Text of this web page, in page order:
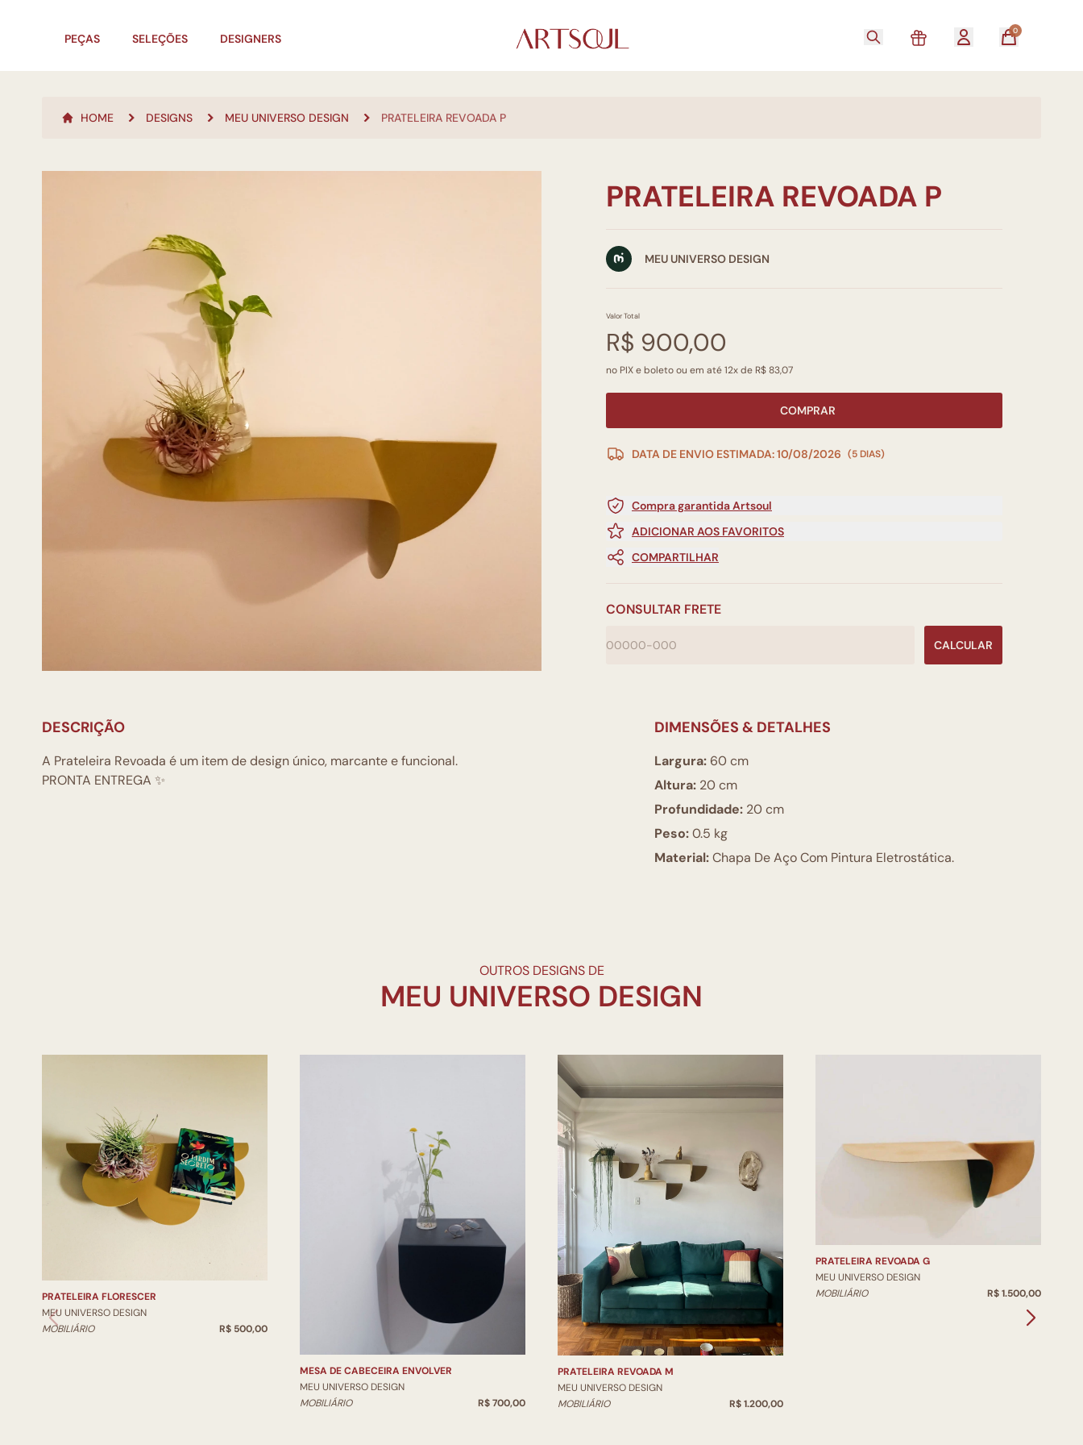
PEÇAS SELEÇÕES DESIGNERS
0
HOME DESIGNS MEU UNIVERSO DESIGN PRATELEIRA REVOADA P
PRATELEIRA REVOADA P
MEU UNIVERSO DESIGN
Valor Total
R$ 900,00
no PIX e boleto ou em até 12x de R$ 83,07
COMPRAR
DATA DE ENVIO ESTIMADA: 10/08/2026 (5 DIAS)
Compra garantida Artsoul
ADICIONAR AOS FAVORITOS
COMPARTILHAR
CONSULTAR FRETE
CALCULAR
DESCRIÇÃO
A Prateleira Revoada é um item de design único, marcante e funcional.
PRONTA ENTREGA ✨
DIMENSÕES & DETALHES
Largura: 60 cm
Altura: 20 cm
Profundidade: 20 cm
Peso:0.5 kg
Material:Chapa De Aço Com Pintura Eletrostática.
OUTROS DESIGNS DE
PRATELEIRA FLORESCER
MEU UNIVERSO DESIGN
MOBILIÁRIO
R$ 500,00
MESA DE CABECEIRA ENVOLVER
MEU UNIVERSO DESIGN
MOBILIÁRIO
R$ 700,00
PRATELEIRA REVOADA M
MEU UNIVERSO DESIGN
MOBILIÁRIO
R$ 1.200,00
PRATELEIRA REVOADA G
MEU UNIVERSO DESIGN
MOBILIÁRIO
R$ 1.500,00